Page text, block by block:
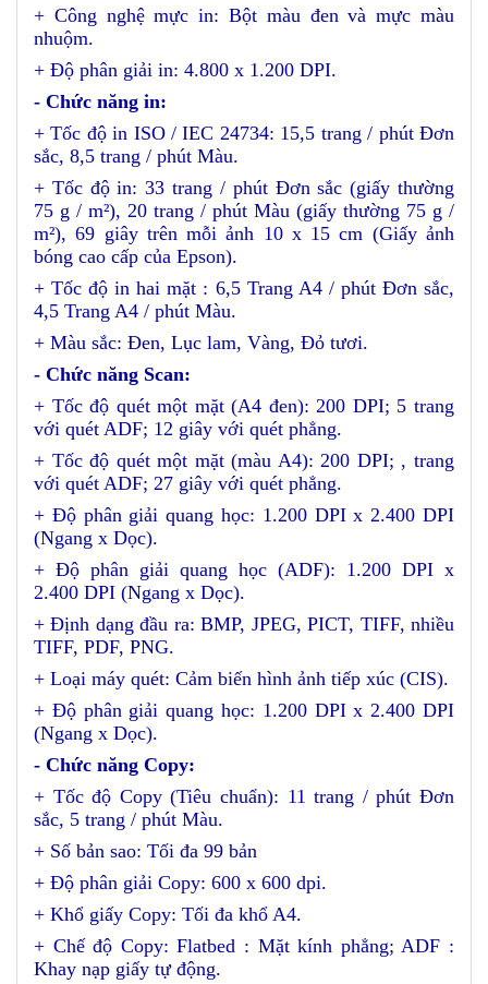
+ Công nghệ mực in: Bột màu đen và mực màu
nhuộm.
+ Độ phân giải in: 4.800 x 1.200 DPI.
- Chức năng in:
+ Tốc độ in ISO / IEC 24734: 15,5 trang / phút Đơn
sắc, 8,5 trang / phút Màu.
+ Tốc độ in: 33 trang / phút Đơn sắc (giấy thường
75 g / m²), 20 trang / phút Màu (giấy thường 75 g /
m²), 69 giây trên mỗi ảnh 10 x 15 cm (Giấy ảnh
bóng cao cấp của Epson).
+ Tốc độ in hai mặt : 6,5 Trang A4 / phút Đơn sắc,
4,5 Trang A4 / phút Màu.
+ Màu sắc: Đen, Lục lam, Vàng, Đỏ tươi.
- Chức năng Scan:
+ Tốc độ quét một mặt (A4 đen): 200 DPI; 5 trang
với quét ADF; 12 giây với quét phẳng.
+ Tốc độ quét một mặt (màu A4): 200 DPI; , trang
với quét ADF; 27 giây với quét phẳng.
+ Độ phân giải quang học: 1.200 DPI x 2.400 DPI
(Ngang x Dọc).
+ Độ phân giải quang học (ADF): 1.200 DPI x
2.400 DPI (Ngang x Dọc).
+ Định dạng đầu ra: BMP, JPEG, PICT, TIFF, nhiều
TIFF, PDF, PNG.
+ Loại máy quét: Cảm biến hình ảnh tiếp xúc (CIS).
+ Độ phân giải quang học: 1.200 DPI x 2.400 DPI
(Ngang x Dọc).
- Chức năng Copy:
+ Tốc độ Copy (Tiêu chuẩn): 11 trang / phút Đơn
sắc, 5 trang / phút Màu.
+ Số bản sao: Tối đa 99 bản
+ Độ phân giải Copy: 600 x 600 dpi.
+ Khổ giấy Copy: Tối đa khổ A4.
+ Chế độ Copy: Flatbed : Mặt kính phẳng; ADF :
Khay nạp giấy tự động.